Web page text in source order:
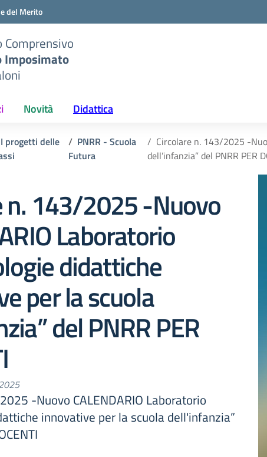
del Merito
Imposimato
Novità Didattica
I progetti delle
PNRR - Scuola
Futura
Circolare n. 143/2025 -
dell’infanzia” del PNRR PER
n. 143/2025 -Nuovo
Laboratorio
didattiche
per la scuola
del PNRR PER
-Nuovo CALENDARIO Laboratorio
innovative per la scuola dell'infanzia”